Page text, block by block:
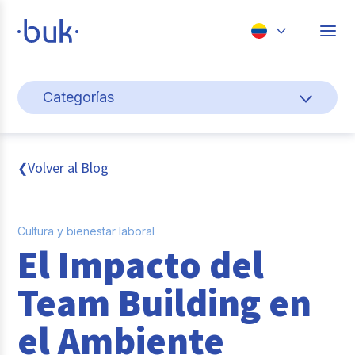
Perú
Categorías
Cultura y bienestar laboral
Gestión de personas
Pago de nómina
Buk
Transformación digital
Tendencias y Data
❮Volver al Blog
Cultura y bienestar laboral
El Impacto del
Team Building en
el Ambiente